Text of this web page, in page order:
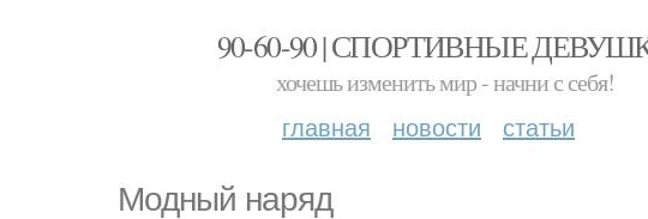
90-60-90 | СПОРТИВНЫЕ
хочешь изменить мир - начни с себя!
главная новости статьи
Модный наряд